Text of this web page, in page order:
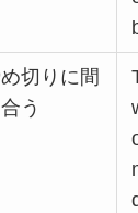
切りに間
う